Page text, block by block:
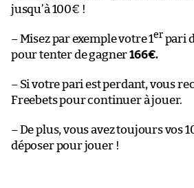
jusqu’à 100€ !
– Misez par exemple votre 1er pari
pour tenter de gagner166€.
– Si votre pari est perdant, vous
Freebets pour continuer à jouer.
– De plus, vous avez toujours vos
déposer pour jouer !